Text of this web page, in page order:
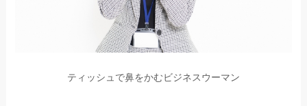
ティッシュで鼻をかむビジネスウーマン